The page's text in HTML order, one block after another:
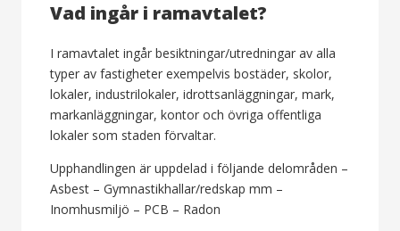
Vad ingår i ramavtalet?
I ramavtalet ingår besiktningar/utredningar av alla
typer av fastigheter exempelvis bostäder, skolor,
lokaler, industrilokaler, idrottsanläggningar, mark,
markanläggningar, kontor och övriga offentliga
lokaler som staden förvaltar.
Upphandlingen är uppdelad i följande delområden –
Asbest – Gymnastikhallar/redskap mm –
Inomhusmiljö – PCB – Radon